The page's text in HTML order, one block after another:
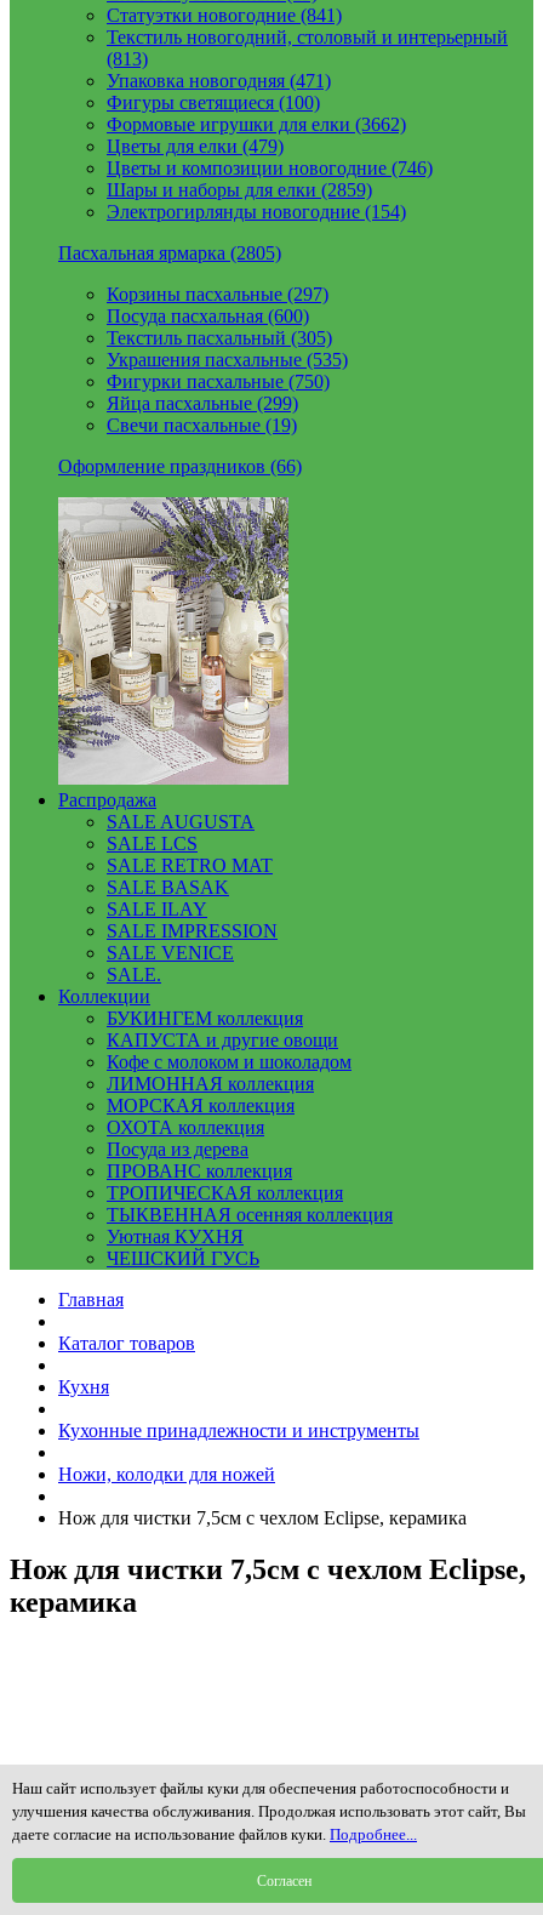
Статуэтки новогодние (841)
Текстиль новогодний, столовый и интерьерный
(813)
Упаковка новогодняя (471)
Фигуры светящиеся (100)
Формовые игрушки для елки (3662)
Цветы для елки (479)
Цветы и композиции новогодние (746)
Шары и наборы для елки (2859)
Электрогирлянды новогодние (154)
Пасхальная ярмарка (2805)
Корзины пасхальные (297)
Посуда пасхальная (600)
Текстиль пасхальный (305)
Украшения пасхальные (535)
Фигурки пасхальные (750)
Яйца пасхальные (299)
Свечи пасхальные (19)
Оформление праздников (66)
Распродажа
SALE AUGUSTA
SALE LCS
SALE RETRO MAT
SALE BASAK
SALE ILAY
SALE IMPRESSION
SALE VENICE
SALE.
Коллекции
БУКИНГЕМ коллекция
КАПУСТА и другие овощи
Кофе с молоком и шоколадом
ЛИМОННАЯ коллекция
МОРСКАЯ коллекция
ОХОТА коллекция
Посуда из дерева
ПРОВАНС коллекция
ТРОПИЧЕСКАЯ коллекция
ТЫКВЕННАЯ осенняя коллекция
Уютная КУХНЯ
ЧЕШСКИЙ ГУСЬ
Главная
Каталог товаров
Кухня
Кухонные принадлежности и инструменты
Ножи, колодки для ножей
Нож для чистки 7,5см с чехлом Eclipse, керамика
Нож для чистки 7,5см с чехлом Eclipse,
керамика
Наш сайт использует файлы куки для обеспечения работоспособности и
улучшения качества обслуживания. Продолжая использовать этот сайт, Вы
даете согласие на использование файлов куки. Подробнее...
Согласен